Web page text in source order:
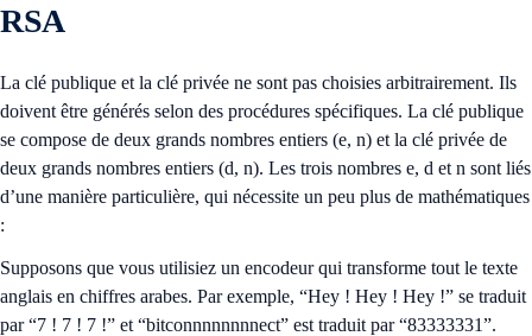
RSA
La clé publique et la clé privée ne sont pas choisies arbitrairement. Ils
doivent être générés selon des procédures spécifiques. La clé publique
se compose de deux grands nombres entiers (e, n) et la clé privée de
deux grands nombres entiers (d, n). Les trois nombres e, d et n sont liés
d’une manière particulière, qui nécessite un peu plus de mathématiques
:
Supposons que vous utilisiez un encodeur qui transforme tout le texte
anglais en chiffres arabes. Par exemple, “Hey ! Hey ! Hey !” se traduit
par “7 ! 7 ! 7 !” et “bitconnnnnnnnect” est traduit par “83333331”.